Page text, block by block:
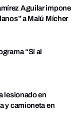
Aguilar impone
a Malú Mícher
“Sí al
lesionado en
y camioneta en